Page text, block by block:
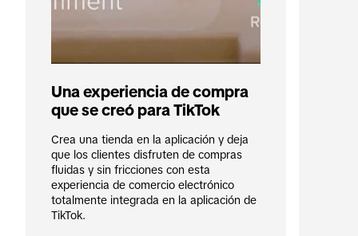
Una experiencia de compra
que se creó para TikTok
Crea una tienda en la aplicación y deja
que los clientes disfruten de compras
fluidas y sin fricciones con esta
experiencia de comercio electrónico
totalmente integrada en la aplicación de
TikTok.